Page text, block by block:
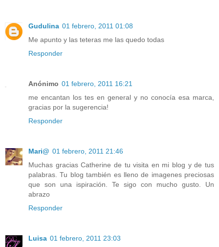
Gudulina 01 febrero, 2011 01:08
Me apunto y las teteras me las quedo todas
Responder
Anónimo 01 febrero, 2011 16:21
me encantan los tes en general y no conocía esa marca,
gracias por la sugerencia!
Responder
Mari@ 01 febrero, 2011 21:46
Muchas gracias Catherine de tu visita en mi blog y de tus
palabras. Tu blog también es lleno de imagenes preciosas
que son una ispiración. Te sigo con mucho gusto. Un
abrazo
Responder
Luisa 01 febrero, 2011 23:03